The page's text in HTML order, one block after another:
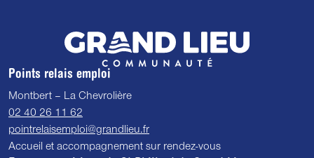
Points relais emploi
Montbert – La Chevrolière
02 40 26 11 62
pointrelaisemploi@grandlieu.fr
Accueil et accompagnement sur rendez-vous